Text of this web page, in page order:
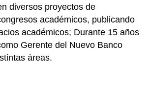
diversos proyectos de
académicos, publicando
académicos; Durante 15 años
Gerente del Nuevo Banco
áreas.